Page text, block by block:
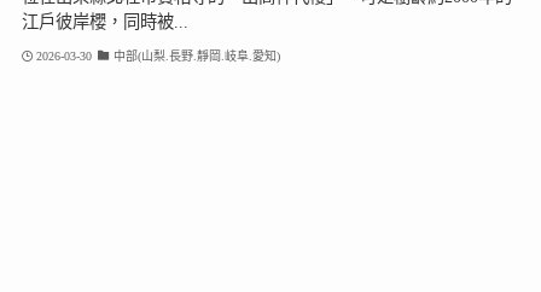
江戶彼岸櫻，同時被...
2026-03-30 中部(山梨.長野.靜岡.岐阜.愛知)